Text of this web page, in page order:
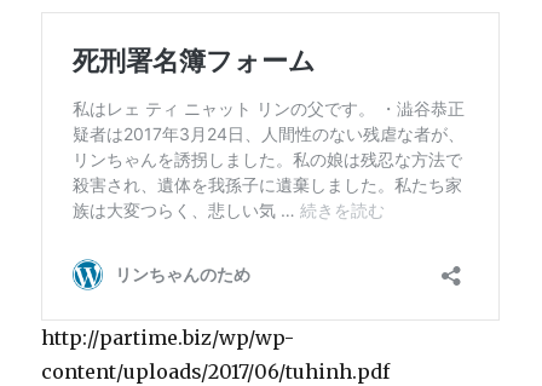
http://partime.biz/wp/wp-
content/uploads/2017/06/tuhinh.pdf